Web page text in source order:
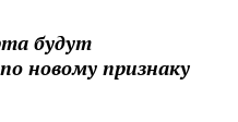
будут
новому признаку